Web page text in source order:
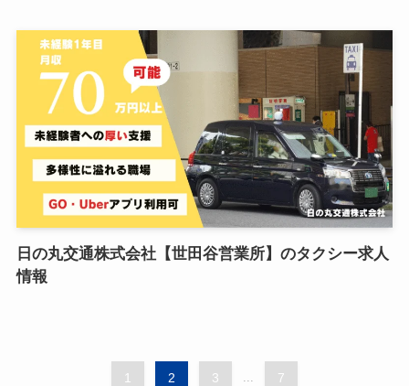
日の丸交通株式会社【世田谷営業所】のタクシー求人
情報
1 2 3 7